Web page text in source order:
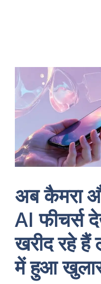
अब कैमरा
AI फीचर्स
खरीद रहे हैं
में हुआ